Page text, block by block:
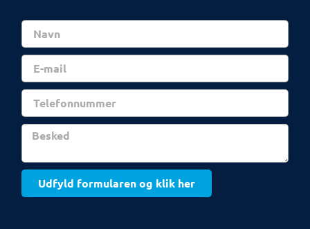
Udfyld formularen og klik her